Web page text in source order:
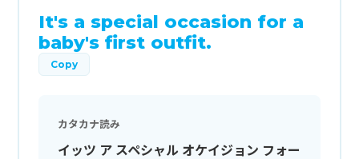
It's a special occasion for a
baby's first outfit.
Copy
カタカナ読み
イッツ ア スペシャル オケイジョン フォー